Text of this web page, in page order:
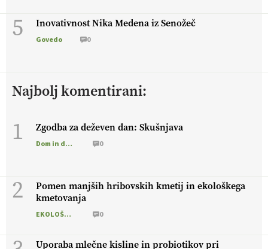
5 Inovativnost Nika Medena iz Senožeč
Govedo 0
Najbolj komentirani:
1 Zgodba za deževen dan: Skušnjava
Dom in družina 0
2
Pomen manjših hribovskih kmetij in ekološkega
kmetovanja
EKOLOŠKO LOGIČNO 0
Uporaba mlečne kisline in probiotikov pri